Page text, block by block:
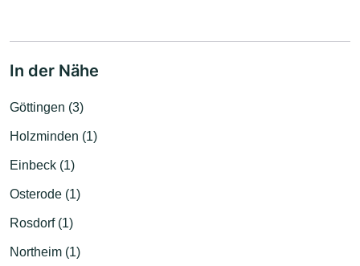
In der Nähe
Göttingen (3)
Holzminden (1)
Einbeck (1)
Osterode (1)
Rosdorf (1)
Northeim (1)